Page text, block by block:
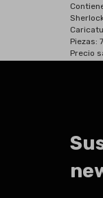
Piezas:
Precio